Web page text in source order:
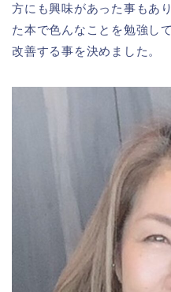
方にも興味があった事もあ
た本で色んなことを勉強し
改善する事を決めました。